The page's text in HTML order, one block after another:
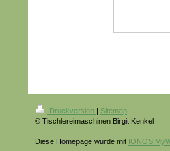
Druckversion | Sitemap
© Tischlereimaschinen Birgit Kenkel
Diese Homepage wurde mit IONOS